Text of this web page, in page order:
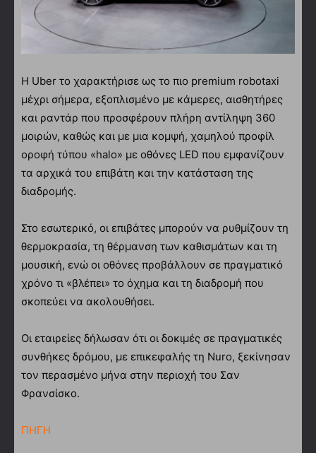
Η Uber το χαρακτήρισε ως το πιο premium robotaxi
μέχρι σήμερα, εξοπλισμένο με κάμερες, αισθητήρες
και ραντάρ που προσφέρουν πλήρη αντίληψη 360
μοιρών, καθώς και με μια κομψή, χαμηλού προφίλ
οροφή τύπου «halo» με οθόνες LED που εμφανίζουν
τα αρχικά του επιβάτη και την κατάσταση της
διαδρομής.
Στο εσωτερικό, οι επιβάτες μπορούν να ρυθμίζουν τη
θερμοκρασία, τη θέρμανση των καθισμάτων και τη
μουσική, ενώ οι οθόνες προβάλλουν σε πραγματικό
χρόνο τι «βλέπει» το όχημα και τη διαδρομή που
σκοπεύει να ακολουθήσει.
Οι εταιρείες δήλωσαν ότι οι δοκιμές σε πραγματικές
συνθήκες δρόμου, με επικεφαλής τη Nuro, ξεκίνησαν
τον περασμένο μήνα στην περιοχή του Σαν
Φρανσίσκο.
ΠΗΓΗ